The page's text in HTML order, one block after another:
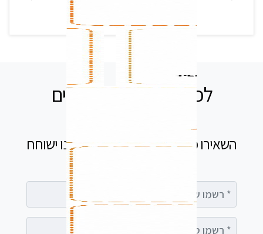
לכל שאלה אנחנו זמינים
השאירו פרטים בטופס ומיד נציג שלנו ישוחח